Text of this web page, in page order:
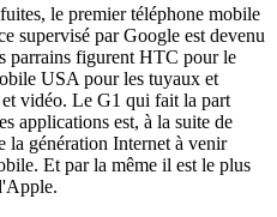
le premier téléphone mobile
supervisé par Google est devenu
parrains figurent HTC pour le
USA pour les tuyaux et
vidéo. Le G1 qui fait la part
applications est, à la suite de
la génération Internet à venir
Et par la même il est le plus